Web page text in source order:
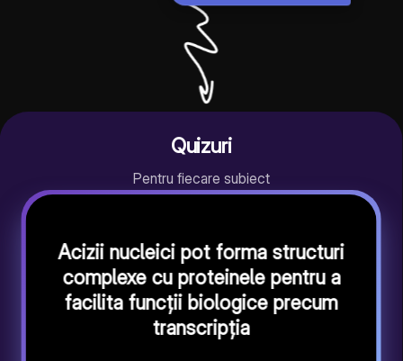
Quizuri
Pentru fiecare subiect
Acizii nucleici pot forma structuri
complexe cu proteinele pentru a
facilita funcții biologice precum
transcripția